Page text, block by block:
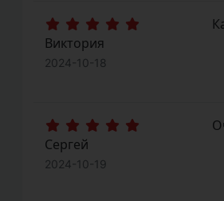
Виктория
2024-10-18
Сергей
2024-10-19